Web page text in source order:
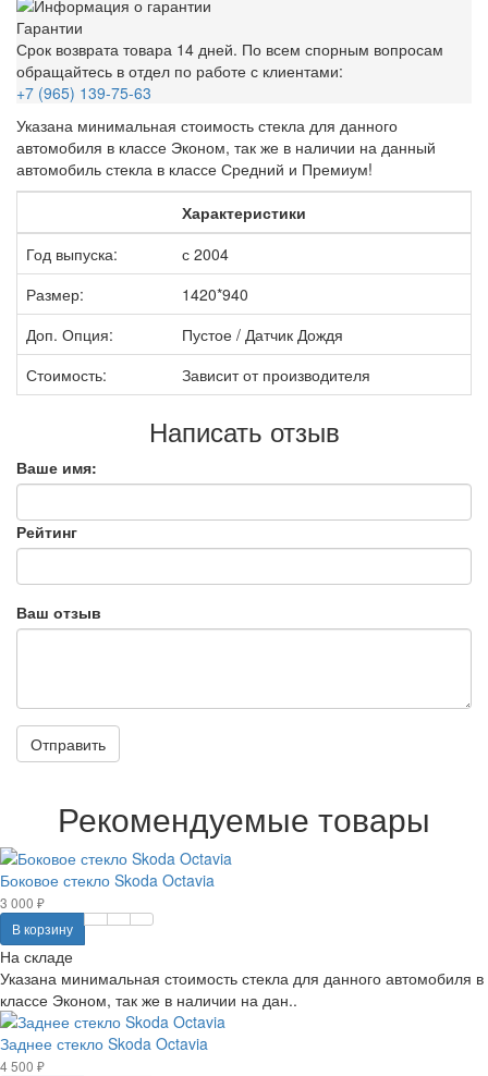
Гарантии
Срок возврата товара 14 дней. По всем спорным вопросам
обращайтесь в отдел по работе с клиентами:
+7 (965) 139-75-63
Указана минимальная стоимость стекла для данного
автомобиля в классе Эконом, так же в наличии на данный
автомобиль стекла в классе Средний и Премиум!
Характеристики
Год выпуска:
с 2004
Размер:
1420*940
Доп. Опция:
Пустое / Датчик Дождя
Стоимость:
Зависит от производителя
Написать отзыв
Ваше имя:
Рейтинг
Ваш отзыв
Отправить
Рекомендуемые товары
Боковое стекло Skoda Octavia
3 000 ₽
В корзину
На складе
Указана минимальная стоимость стекла для данного автомобиля в
классе Эконом, так же в наличии на дан..
Заднее стекло Skoda Octavia
4 500 ₽